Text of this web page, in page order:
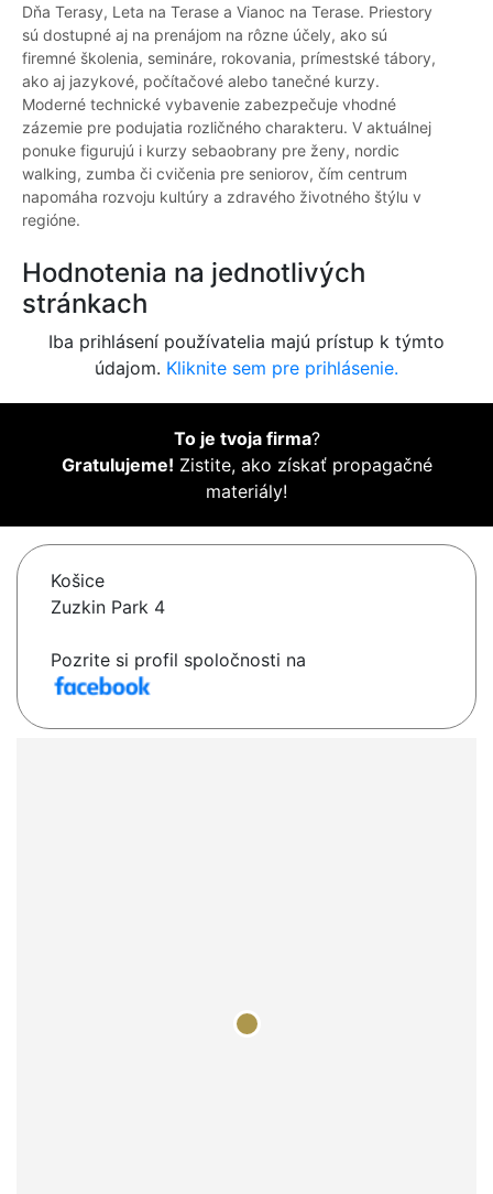
Dňa Terasy, Leta na Terase a Vianoc na Terase. Priestory
sú dostupné aj na prenájom na rôzne účely, ako sú
firemné školenia, semináre, rokovania, prímestské tábory,
ako aj jazykové, počítačové alebo tanečné kurzy.
Moderné technické vybavenie zabezpečuje vhodné
zázemie pre podujatia rozličného charakteru. V aktuálnej
ponuke figurujú i kurzy sebaobrany pre ženy, nordic
walking, zumba či cvičenia pre seniorov, čím centrum
napomáha rozvoju kultúry a zdravého životného štýlu v
regióne.
Hodnotenia na jednotlivých
stránkach
Iba prihlásení používatelia majú prístup k týmto
údajom. Kliknite sem pre prihlásenie.
To je tvoja firma?
Gratulujeme! Zistite, ako získať propagačné
materiály!
Košice
Zuzkin Park 4
Pozrite si profil spoločnosti na